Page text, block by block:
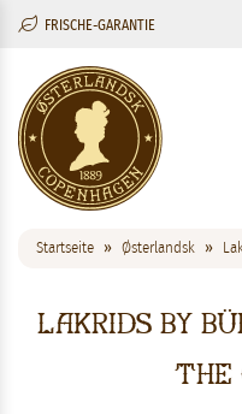
FRISCHE-GARANTIE
Startseite Østerlandsk
Lakrids By
The